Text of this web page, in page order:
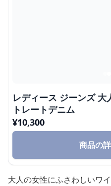
レディース ジーンズ
トレートデニム
¥10,300
商品の
大人の女性にふさわしいワ